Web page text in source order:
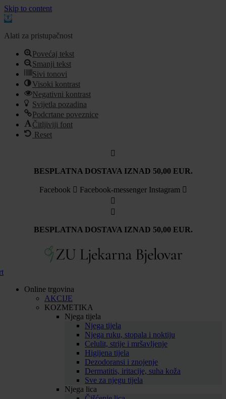
Skip to content
Open
Alati za pristupačnost
Povećaj tekst
Smanji tekst
Sivi tonovi
Visoki kontrast
Negativni kontrast
Svijetla pozadina
Podcrtane poveznice
Čitljiviji font
Reset
BESPLATNA DOSTAVA IZNAD 50,00 EUR.
Facebook Facebook-messenger Instagram
BESPLATNA DOSTAVA IZNAD 50,00 EUR.
Online trgovina
AKCIJE
KOZMETIKA
Njega tijela
Njega tijela
Njega ruku, stopala i noktiju
Celulit, strije i mršavljenje
Higijena tijela
Dezodoransi i znojenje
Dermatitis, iritacije, suha koža
Sve za njegu tijela
Njega lica